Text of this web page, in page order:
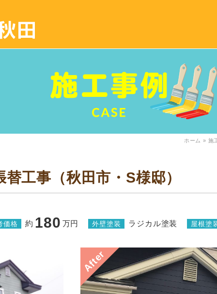
ホーム » 施
工事（秋田市・S様邸）
価格 約 180 万円 外壁塗装 ラジカル塗装 屋根塗
After